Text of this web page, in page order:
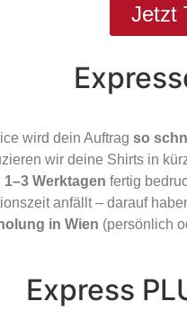
Jetzt
wird dein Auftrag so
wir deine Shirts in
Werktagen fertig
anfällt – darauf
in Wien (persönlich
Express